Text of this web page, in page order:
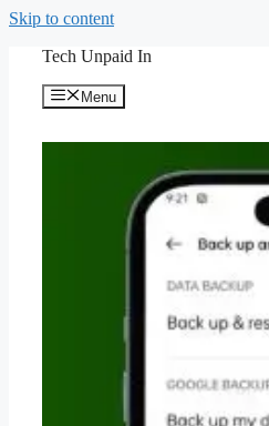
Skip to content
Tech Unpaid In
Menu